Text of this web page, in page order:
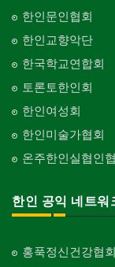
한인문인협회
한인교향악단
한국학교연합회
토론토한인회
한인여성회
한인미술가협회
온주한인실협인
한인 공익 네트워
홍푹정신건강협회